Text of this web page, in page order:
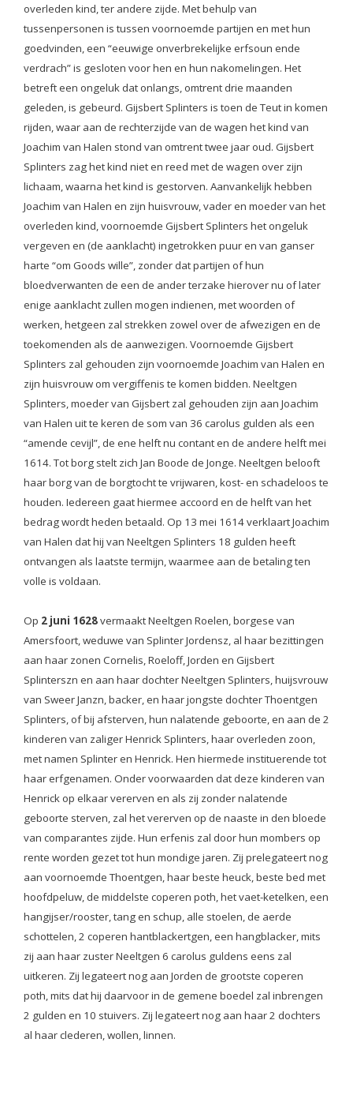
overleden kind, ter andere zijde. Met behulp van
tussenpersonen is tussen voornoemde partijen en met hun
goedvinden, een “eeuwige onverbrekelijke erfsoun ende
verdrach” is gesloten voor hen en hun nakomelingen. Het
betreft een ongeluk dat onlangs, omtrent drie maanden
geleden, is gebeurd. Gijsbert Splinters is toen de Teut in komen
rijden, waar aan de rechterzijde van de wagen het kind van
Joachim van Halen stond van omtrent twee jaar oud. Gijsbert
Splinters zag het kind niet en reed met de wagen over zijn
lichaam, waarna het kind is gestorven. Aanvankelijk hebben
Joachim van Halen en zijn huisvrouw, vader en moeder van het
overleden kind, voornoemde Gijsbert Splinters het ongeluk
vergeven en (de aanklacht) ingetrokken puur en van ganser
harte “om Goods wille”, zonder dat partijen of hun
bloedverwanten de een de ander terzake hierover nu of later
enige aanklacht zullen mogen indienen, met woorden of
werken, hetgeen zal strekken zowel over de afwezigen en de
toekomenden als de aanwezigen. Voornoemde Gijsbert
Splinters zal gehouden zijn voornoemde Joachim van Halen en
zijn huisvrouw om vergiffenis te komen bidden. Neeltgen
Splinters, moeder van Gijsbert zal gehouden zijn aan Joachim
van Halen uit te keren de som van 36 carolus gulden als een
“amende cevijl”, de ene helft nu contant en de andere helft mei
1614. Tot borg stelt zich Jan Boode de Jonge. Neeltgen belooft
haar borg van de borgtocht te vrijwaren, kost- en schadeloos te
houden. Iedereen gaat hiermee accoord en de helft van het
bedrag wordt heden betaald. Op 13 mei 1614 verklaart Joachim
van Halen dat hij van Neeltgen Splinters 18 gulden heeft
ontvangen als laatste termijn, waarmee aan de betaling ten
volle is voldaan.
Op 2 juni 1628vermaakt Neeltgen Roelen, borgese van
Amersfoort, weduwe van Splinter Jordensz, al haar bezittingen
aan haar zonen Cornelis, Roeloff, Jorden en Gijsbert
Splinterszn en aan haar dochter Neeltgen Splinters, huijsvrouw
van Sweer Janzn, backer, en haar jongste dochter Thoentgen
Splinters, of bij afsterven, hun nalatende geboorte, en aan de 2
kinderen van zaliger Henrick Splinters, haar overleden zoon,
met namen Splinter en Henrick. Hen hiermede instituerende tot
haar erfgenamen. Onder voorwaarden dat deze kinderen van
Henrick op elkaar vererven en als zij zonder nalatende
geboorte sterven, zal het vererven op de naaste in den bloede
van comparantes zijde. Hun erfenis zal door hun mombers op
rente worden gezet tot hun mondige jaren. Zij prelegateert nog
aan voornoemde Thoentgen, haar beste heuck, beste bed met
hoofdpeluw, de middelste coperen poth, het vaet-ketelken, een
hangijser/rooster, tang en schup, alle stoelen, de aerde
schottelen, 2 coperen hantblackertgen, een hangblacker, mits
zij aan haar zuster Neeltgen 6 carolus guldens eens zal
uitkeren. Zij legateert nog aan Jorden de grootste coperen
poth, mits dat hij daarvoor in de gemene boedel zal inbrengen
2 gulden en 10 stuivers. Zij legateert nog aan haar 2 dochters
al haar clederen, wollen, linnen.